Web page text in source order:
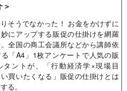
そうでなかった！ お金をかけずに
にアップする販促の仕掛けを網羅
全国の商工会議所などから講師依
「A4」1枚アンケートで人気の販
タントが、「行動経済学×現場目
買いたくなる」販促の仕掛けとは
る。